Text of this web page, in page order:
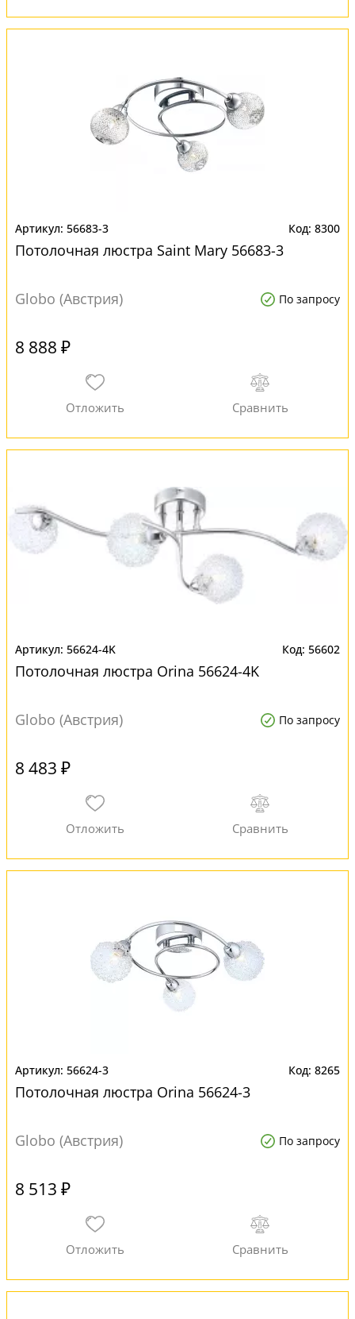
56683-3 8300
Потолочная люстра Saint Mary 56683-3
Globo (Австрия) По запросу
8 888 ₽
56624-4K 56602
Потолочная люстра Orina 56624-4K
Globo (Австрия) По запросу
8 483 ₽
56624-3 8265
Потолочная люстра Orina 56624-3
Globo (Австрия) По запросу
8 513 ₽